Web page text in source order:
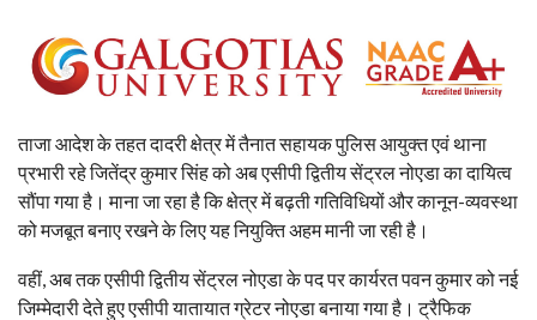
ताजा आदेश के तहत दादरी क्षेत्र में तैनात सहायक पुलिस आयुक्त एवं थाना
प्रभारी रहे जितेंद्र कुमार सिंह को अब एसीपी द्वितीय सेंट्रल नोएडा का दायित्व
सौंपा गया है। माना जा रहा है कि क्षेत्र में बढ़ती गतिविधियों और कानून-व्यवस्था
को मजबूत बनाए रखने के लिए यह नियुक्ति अहम मानी जा रही है।
वहीं, अब तक एसीपी द्वितीय सेंट्रल नोएडा के पद पर कार्यरत पवन कुमार को नई
जिम्मेदारी देते हुए एसीपी यातायात ग्रेटर नोएडा बनाया गया है। ट्रैफिक